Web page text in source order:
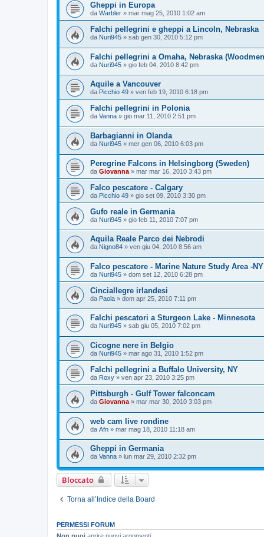
Gheppi in Europa
da Warbler » mar mag 25, 2010 1:02 am
Falchi pellegrini e gheppi a Lincoln, Nebraska
da Nuri945 » sab gen 30, 2010 5:12 pm
Falchi pellegrini a Omaha, Nebraska
da Nuri945 » gio feb 04, 2010 8:42 pm
Aquile a Vancouver
da Picchio 49 » ven feb 19, 2010 6:18 pm
Falchi pellegrini in Polonia
da Vanna » gio mar 11, 2010 2:51 pm
Barbagianni in Olanda
da Nuri945 » mer gen 06, 2010 6:03 pm
Peregrine Falcons in Helsingborg (Sweden)
da Giovanna » mar mar 16, 2010 3:43 pm
Falco pescatore - Calgary
da Picchio 49 » gio set 09, 2010 3:30 pm
Gufo reale in Germania
da Nuri945 » gio feb 11, 2010 7:07 pm
Aquila Reale Parco dei Nebrodi
da Nigno84 » ven giu 04, 2010 8:56 am
Falco pescatore - Marine Nature Study Area -NY
da Nuri945 » dom set 12, 2010 6:28 pm
Cinciallegre irlandesi
da Paola » dom apr 25, 2010 7:11 pm
Falchi pescatori a Sturgeon Lake - Minnesota
da Nuri945 » sab giu 05, 2010 7:02 pm
Cicogne nere in Belgio
da Nuri945 » mar ago 31, 2010 1:52 pm
Falchi pellegrini a Buffalo University, NY
da Roxy » ven apr 23, 2010 3:25 pm
Pittsburgh - Gulf Tower falconcam
da Giovanna » mar mar 30, 2010 3:03 pm
web cam live rondine
da Afn » mar mag 18, 2010 11:18 am
Gheppi in Germania
da Vanna » lun mar 29, 2010 2:32 pm
Bloccato
Torna all’Indice della Board
PERMESSI FORUM